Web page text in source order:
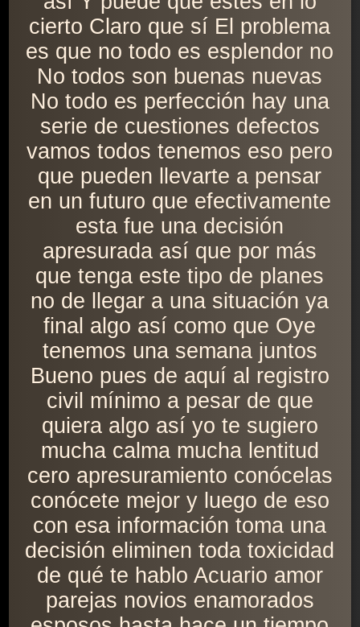
cierto Claro que sí El problema
es que no todo es esplendor no
No todos son buenas nuevas
No todo es perfección hay una
serie de cuestiones defectos
vamos todos tenemos eso pero
que pueden llevarte a pensar
en un futuro que efectivamente
esta fue una decisión
apresurada así que por más
que tenga este tipo de planes
no de llegar a una situación ya
final algo así como que Oye
tenemos una semana juntos
Bueno pues de aquí al registro
civil mínimo a pesar de que
quiera algo así yo te sugiero
mucha calma mucha lentitud
cero apresuramiento conócelas
conócete mejor y luego de eso
con esa información toma una
decisión eliminen toda toxicidad
de qué te hablo Acuario amor
parejas novios enamorados